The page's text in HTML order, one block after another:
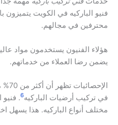
فنيو الباركيه في الكويت يتميزون
محترفين في مجالهم.
هؤلاء الفنيون يستخدمون مواد
يضمن رضا العملاء من خدماتهم.
في تركيب أرضيات الباركيه6. فنيو
مختلف أنواع الباركيه. هذا يسهل